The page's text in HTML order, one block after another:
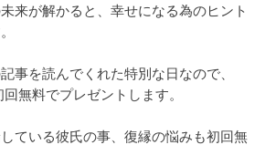
来が解かると、幸せになる為のヒント
事を読んでくれた特別な日なので、
回無料でプレゼントします。
ている彼氏の事、復縁の悩みも初回無